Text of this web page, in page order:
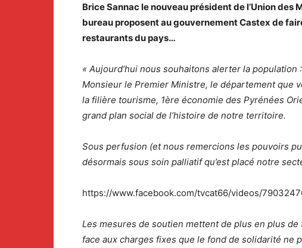
Brice Sannac le nouveau président de l’Union
bureau proposent au gouvernement Castex de
restaurants du pays…
« Aujourd’hui nous souhaitons alerter la
Monsieur le Premier Ministre, le département que
la filière tourisme, 1ère économie des Pyrénées
grand plan social de l’histoire de notre territoire.
Sous perfusion (et nous remercions les pouvoirs
désormais sous soin palliatif qu’est placé notre
https://www.facebook.com/tvcat66/videos/
Les mesures de soutien mettent de plus en plus
face aux charges fixes que le fond de solidarité